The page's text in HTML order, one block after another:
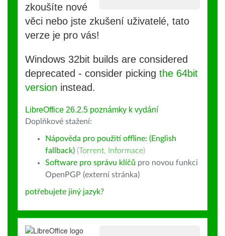
zkoušíte nové
věci nebo jste zkušení uživatelé, tato
verze je pro vás!
Windows 32bit builds are considered
deprecated - consider picking the 64bit
version instead.
LibreOffice 26.2.5 poznámky k vydání
Doplňkové stažení:
Nápověda pro použití offline: (English
fallback) (Torrent, Informace)
Software pro správu klíčů pro novou funkci
OpenPGP (externí stránka)
potřebujete jiný jazyk?